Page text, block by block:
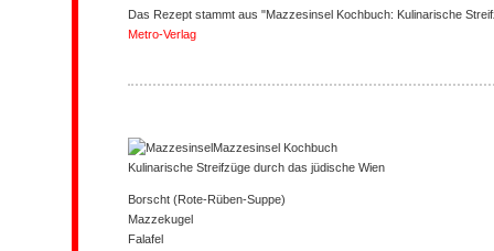
Das Rezept stammt aus "Mazzesinsel Kochbuch: Kulinarische
Metro-Verlag
Mazzesinsel Kochbuch
Kulinarische Streifzüge durch das jüdische Wien
Borscht (Rote-Rüben-Suppe)
Mazzekugel
Falafel